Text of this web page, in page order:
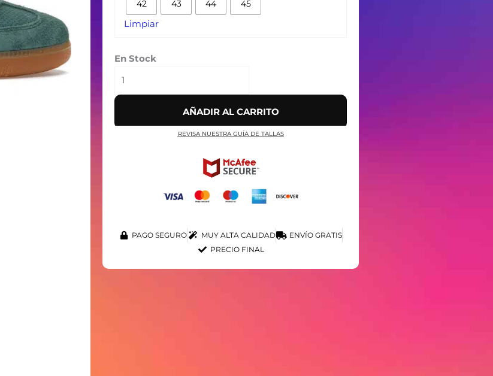
42 43 44 45
Limpiar
En Stock
AÑADIR AL CARRITO
REVISA NUESTRA GUÍA DE TALLAS
PAGO SEGURO MUY ALTA CALIDAD
ENVÍO GRATIS
PRECIO FINAL